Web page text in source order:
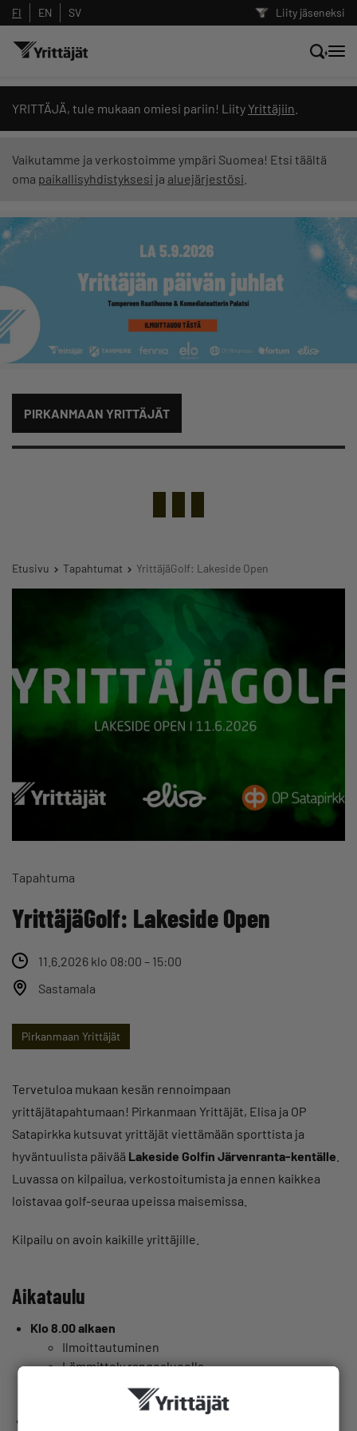
Liity jäseneksi
FI EN SV
YRITTÄJÄ, tule mukaan omiesi pariin! Liity Yrittäjiin
Vaikutamme ja verkostoimme ympäri Suomea! Etsi täältä
oma paikallisyhdistyksesi ja aluejärjestösi
PIRKANMAAN YRITTÄJÄT
Etusivu Tapahtumat YrittäjäGolf: Lakeside Open
Tapahtuma
YrittäjäGolf: Lakeside Open
11.6.2026 klo 08:00 – 15:00
Sastamala
Pirkanmaan Yrittäjät
Tervetuloa mukaan kesän rennoimpaan
yrittäjätapahtumaan! Pirkanmaan Yrittäjät, Elisa ja OP
Satapirkka kutsuvat yrittäjät viettämään sporttista ja
hyväntuulista päivää Lakeside Golfin Järvenranta‑kentälle
Luvassa on kilpailua, verkostoitumista ja ennen kaikkea
loistavaa golf-seuraa upeissa maisemissa.
Kilpailu on avoin kaikille yrittäjille.
Aikataulu
Klo 8.00 alkaen
Ilmoittautuminen
Lämmittely rangealueella
Aamupala Kartanoravintolassa
Hae sivustolta tai kysy suoraan
Yrittäjien tekoälyltä
Suodata hakutuloksia: näytä kaikki sisältö